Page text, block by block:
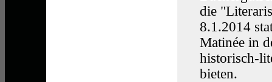
die
8.1.2014
Matinée in
historisch-
bieten.